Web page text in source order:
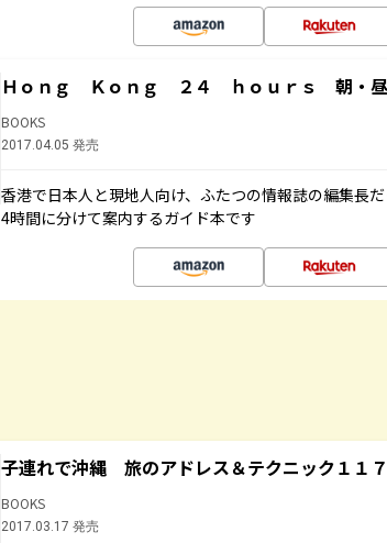
Ｈｏｎｇ Ｋｏｎｇ ２４ ｈｏｕｒｓ 朝・昼
BOOKS
2017.04.05 発売
香港で日本人と現地人向け、ふたつの情報誌の編集長
4時間に分けて案内するガイド本です
子連れで沖縄 旅のアドレス＆テクニック１１７
BOOKS
2017.03.17 発売